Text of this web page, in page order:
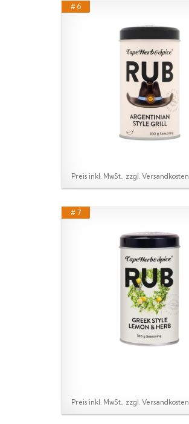
# 6
Preis inkl. MwSt., zzgl. Versandkosten
# 7
Preis inkl. MwSt., zzgl. Versandkosten